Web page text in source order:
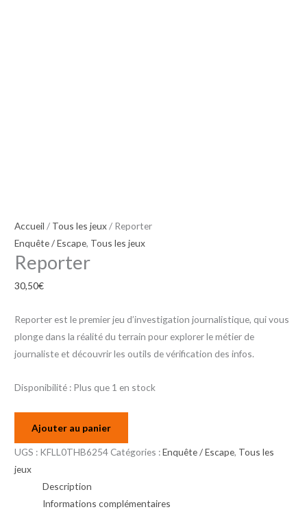
Accueil / Tous les jeux/ Reporter
Enquête / Escape, Tous les jeux
Reporter
30,50€
Reporter est le premier jeu d’investigation journalistique, qui vous
plonge dans la réalité du terrain pour explorer le métier de
journaliste et découvrir les outils de vérification des infos.
Disponibilité : Plus que 1 en stock
Ajouter au panier
UGS : KFLL0THB6254 Catégories :Enquête / Escape, Tous les
jeux
Description
Informations complémentaires